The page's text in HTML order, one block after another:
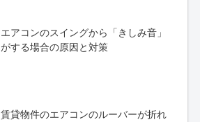
エアコンのスイングから「きしみ音」
がする場合の原因と対策
賃貸物件のエアコンのルーバーが折れ